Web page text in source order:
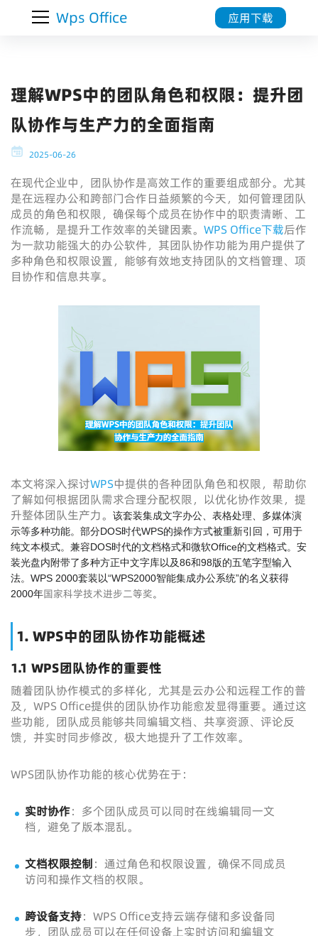
Wps Office 应用下载
理解WPS中的团队角色和权限：提升团
队协作与生产力的全面指南
2025-06-26
在现代企业中，团队协作是高效工作的重要组成部分。尤其
是在远程办公和跨部门合作日益频繁的今天，如何管理团队
成员的角色和权限，确保每个成员在协作中的职责清晰、工
作流畅，是提升工作效率的关键因素。 WPS Office下载后作
为一款功能强大的办公软件，其团队协作功能为用户提供了
多种角色和权限设置，能够有效地支持团队的文档管理、项
目协作和信息共享。
本文将深入探讨WPS中提供的各种团队角色和权限，帮助你
了解如何根据团队需求合理分配权限，以优化协作效果，提
升整体团队生产力。
该套装集成文字办公、表格处理、多媒体演
示等多种功能。部分DOS时代WPS的操作方式被重新引回，可用于
纯文本模式。兼容DOS时代的文档格式和微软Office的文档格式。安
装光盘内附带了多种方正中文字库以及86和98版的五笔字型输入
法。WPS 2000套装以“WPS2000智能集成办公系统”的名义获得
2000年国家科学技术进步二等奖。
1. WPS中的团队协作功能概述
1.1 WPS团队协作的重要性
随着团队协作模式的多样化，尤其是云办公和远程工作的普
及，WPS Office提供的团队协作功能愈发显得重要。通过这
些功能，团队成员能够共同编辑文档、共享资源、评论反
馈，并实时同步修改，极大地提升了工作效率。
WPS团队协作功能的核心优势在于：
实时协作：多个团队成员可以同时在线编辑同一文
档，避免了版本混乱。
文档权限控制：通过角色和权限设置，确保不同成员
访问和操作文档的权限。
跨设备支持：WPS Office支持云端存储和多设备同
步，团队成员可以在任何设备上实时访问和编辑文